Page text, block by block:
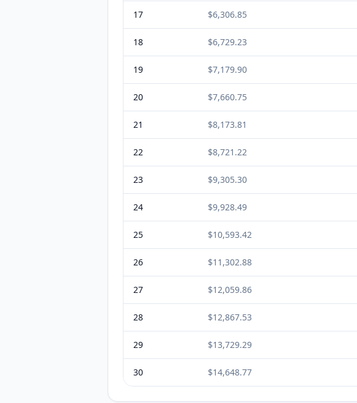
17 $6,306.85
18 $6,729.23
19 $7,179.90
20 $7,660.75
21 $8,173.81
22 $8,721.22
23 $9,305.30
24 $9,928.49
25 $10,593.42
26 $11,302.88
27 $12,059.86
28 $12,867.53
29 $13,729.29
30 $14,648.77